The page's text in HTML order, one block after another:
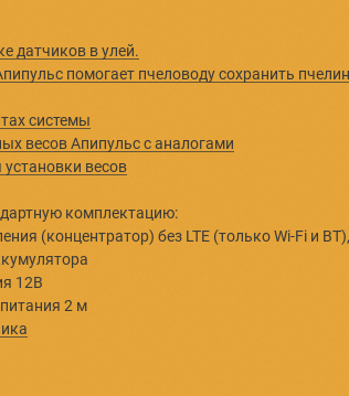
дополнительных датчиков и/или
Подходит и для начинающего и для
Видео об установке датчиков в улей.
Видео о том, как Апипульс помогает
семьи в зимовку.
Видео о компонентах системы
Сравнение пасечных весов Апипульс с
Видео инструкция установки весов
Что входит в стандартную